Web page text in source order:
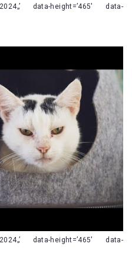
data-height=’465′ data-
data-height=’465′ data-